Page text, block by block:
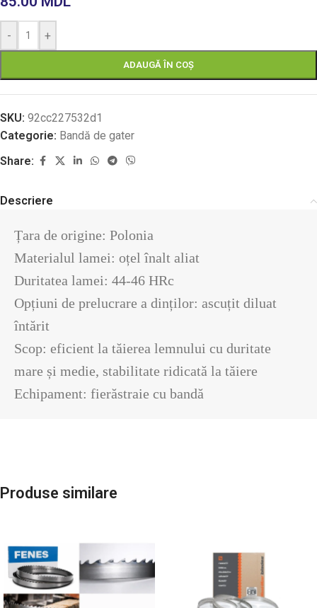
- +
ADAUGĂ ÎN COȘ
SKU: 92cc227532d1
Categorie: Bandă de gater
Share:
Descriere
Țara de origine: Polonia
Materialul lamei: oțel înalt aliat
Duritatea lamei: 44-46 HRc
Opțiuni de prelucrare a dinților: ascuțit diluat
întărit
Scop: eficient la tăierea lemnului cu duritate
mare și medie, stabilitate ridicată la tăiere
Echipament: fierăstraie cu bandă
Produse similare